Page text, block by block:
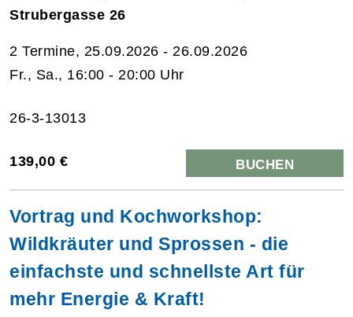
Strubergasse 26
2 Termine, 25.09.2026 - 26.09.2026
Fr., Sa., 16:00 - 20:00 Uhr
26-3-13013
139,00 € BUCHEN
Vortrag und Kochworkshop:
Wildkräuter und Sprossen - die
einfachste und schnellste Art für
mehr Energie & Kraft!